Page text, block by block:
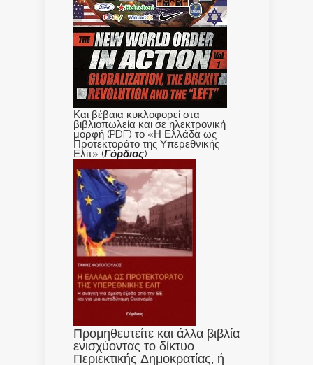
Και βέβαια κυκλοφορεί στα
βιβλιοπωλεία και σε ηλεκτρονική
μορφή (PDF) το «Η Ελλάδα ως
Προτεκτοράτο της Υπερεθνικής
Ελίτ» (Γόρδιος)
Προμηθευτείτε και άλλα βιβλία
ενισχύοντας το δίκτυο
Περιεκτικής Δημοκρατίας, ή